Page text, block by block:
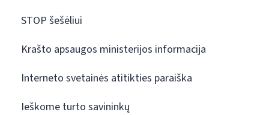
STOP šešėliui
Krašto apsaugos ministerijos informacija
Interneto svetainės atitikties paraiška
Ieškome turto savininkų